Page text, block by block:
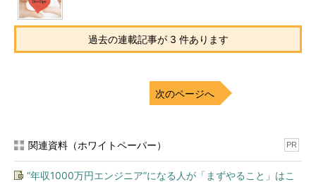
過去の連載記事が 3 件あります
次のページへ
関連資料（ホワイトペーパー） PR
“年収1000万円エンジニア”になる人が「まずやること」はこ